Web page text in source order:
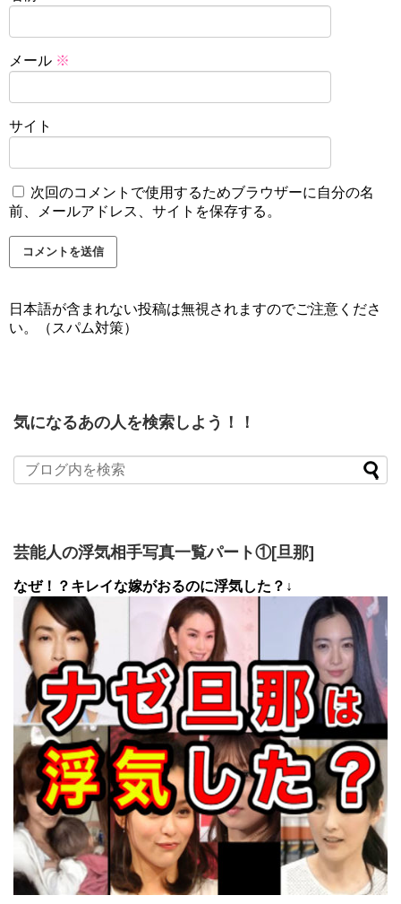
メール ※
サイト
次回のコメントで使用するためブラウザーに自分の名
前、メールアドレス、サイトを保存する。
日本語が含まれない投稿は無視されますのでご注意くださ
い。（スパム対策）
気になるあの人を検索しよう！！
芸能人の浮気相手写真一覧パート①[旦那]
なぜ！？キレイな嫁がおるのに浮気した？↓